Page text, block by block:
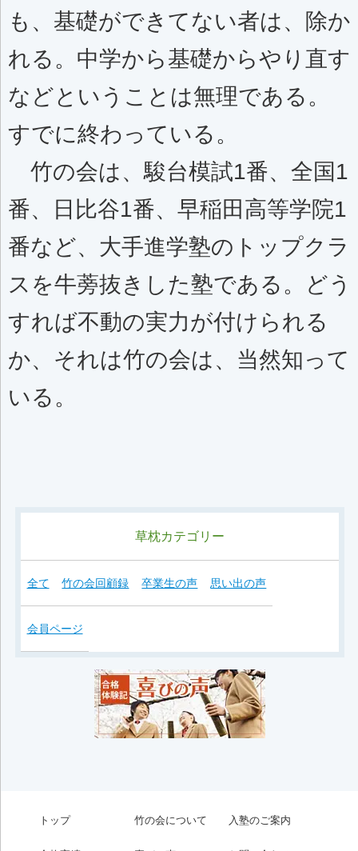
も、基礎ができてない者は、除か
れる。中学から基礎からやり直す
などということは無理である。
すでに終わっている。
竹の会は、駿台模試1番、全国1
番、日比谷1番、早稲田高等学院1
番など、大手進学塾のトップクラ
スを牛蒡抜きした塾である。どう
すれば不動の実力が付けられる
か、それは竹の会は、当然知って
いる。
草枕カテゴリー
全て 竹の会回顧録 卒業生の声 思い出の声
会員ページ
トップ 竹の会について 入塾のご案内